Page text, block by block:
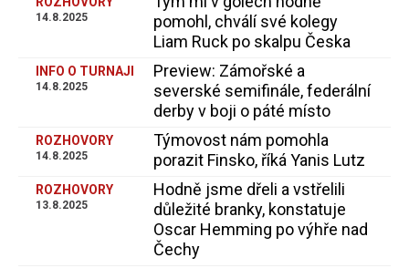
14.8.2025
pomohl, chválí své kolegy
Liam Ruck po skalpu Česka
INFO O TURNAJI
14.8.2025
Preview: Zámořské a
severské semifinále, federální
derby v boji o páté místo
ROZHOVORY
14.8.2025
Týmovost nám pomohla
porazit Finsko, říká Yanis Lutz
ROZHOVORY
13.8.2025
Hodně jsme dřeli a vstřelili
důležité branky, konstatuje
Oscar Hemming po výhře nad
Čechy